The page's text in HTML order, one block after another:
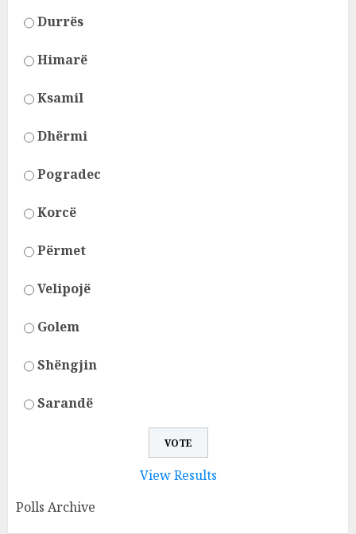
Durrës
Himarë
Ksamil
Dhërmi
Pogradec
Korcë
Përmet
Velipojë
Golem
Shëngjin
Sarandë
View Results
Polls Archive